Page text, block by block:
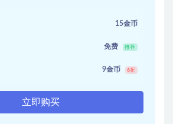
15金币
免费 推荐
9金币 6折
立即购买